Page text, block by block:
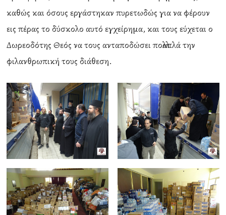
καθώς και όσους εργάστηκαν πυρετωδώς για να φέρουν
εις πέρας το δύσκολο αυτό εγχείρημα, και τους εύχεται ο
Δωρεοδότης Θεός να τους ανταποδώσει πολλαπλά την
φιλανθρωπική τους διάθεση.